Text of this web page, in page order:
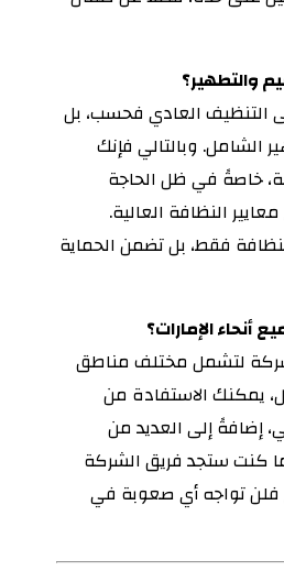
التنظيف العادي فحسب، بل
الشامل. وبالتالي فإنك
خاصةً في ظل الحاجة
النظافة العالية.
فقط، بل تضمن الحماية
لتشمل مختلف مناطق
يمكنك الاستفادة من
إضافةً إلى العديد من
كنت ستجد فريق الشركة
فلن تواجه أي صعوبة في